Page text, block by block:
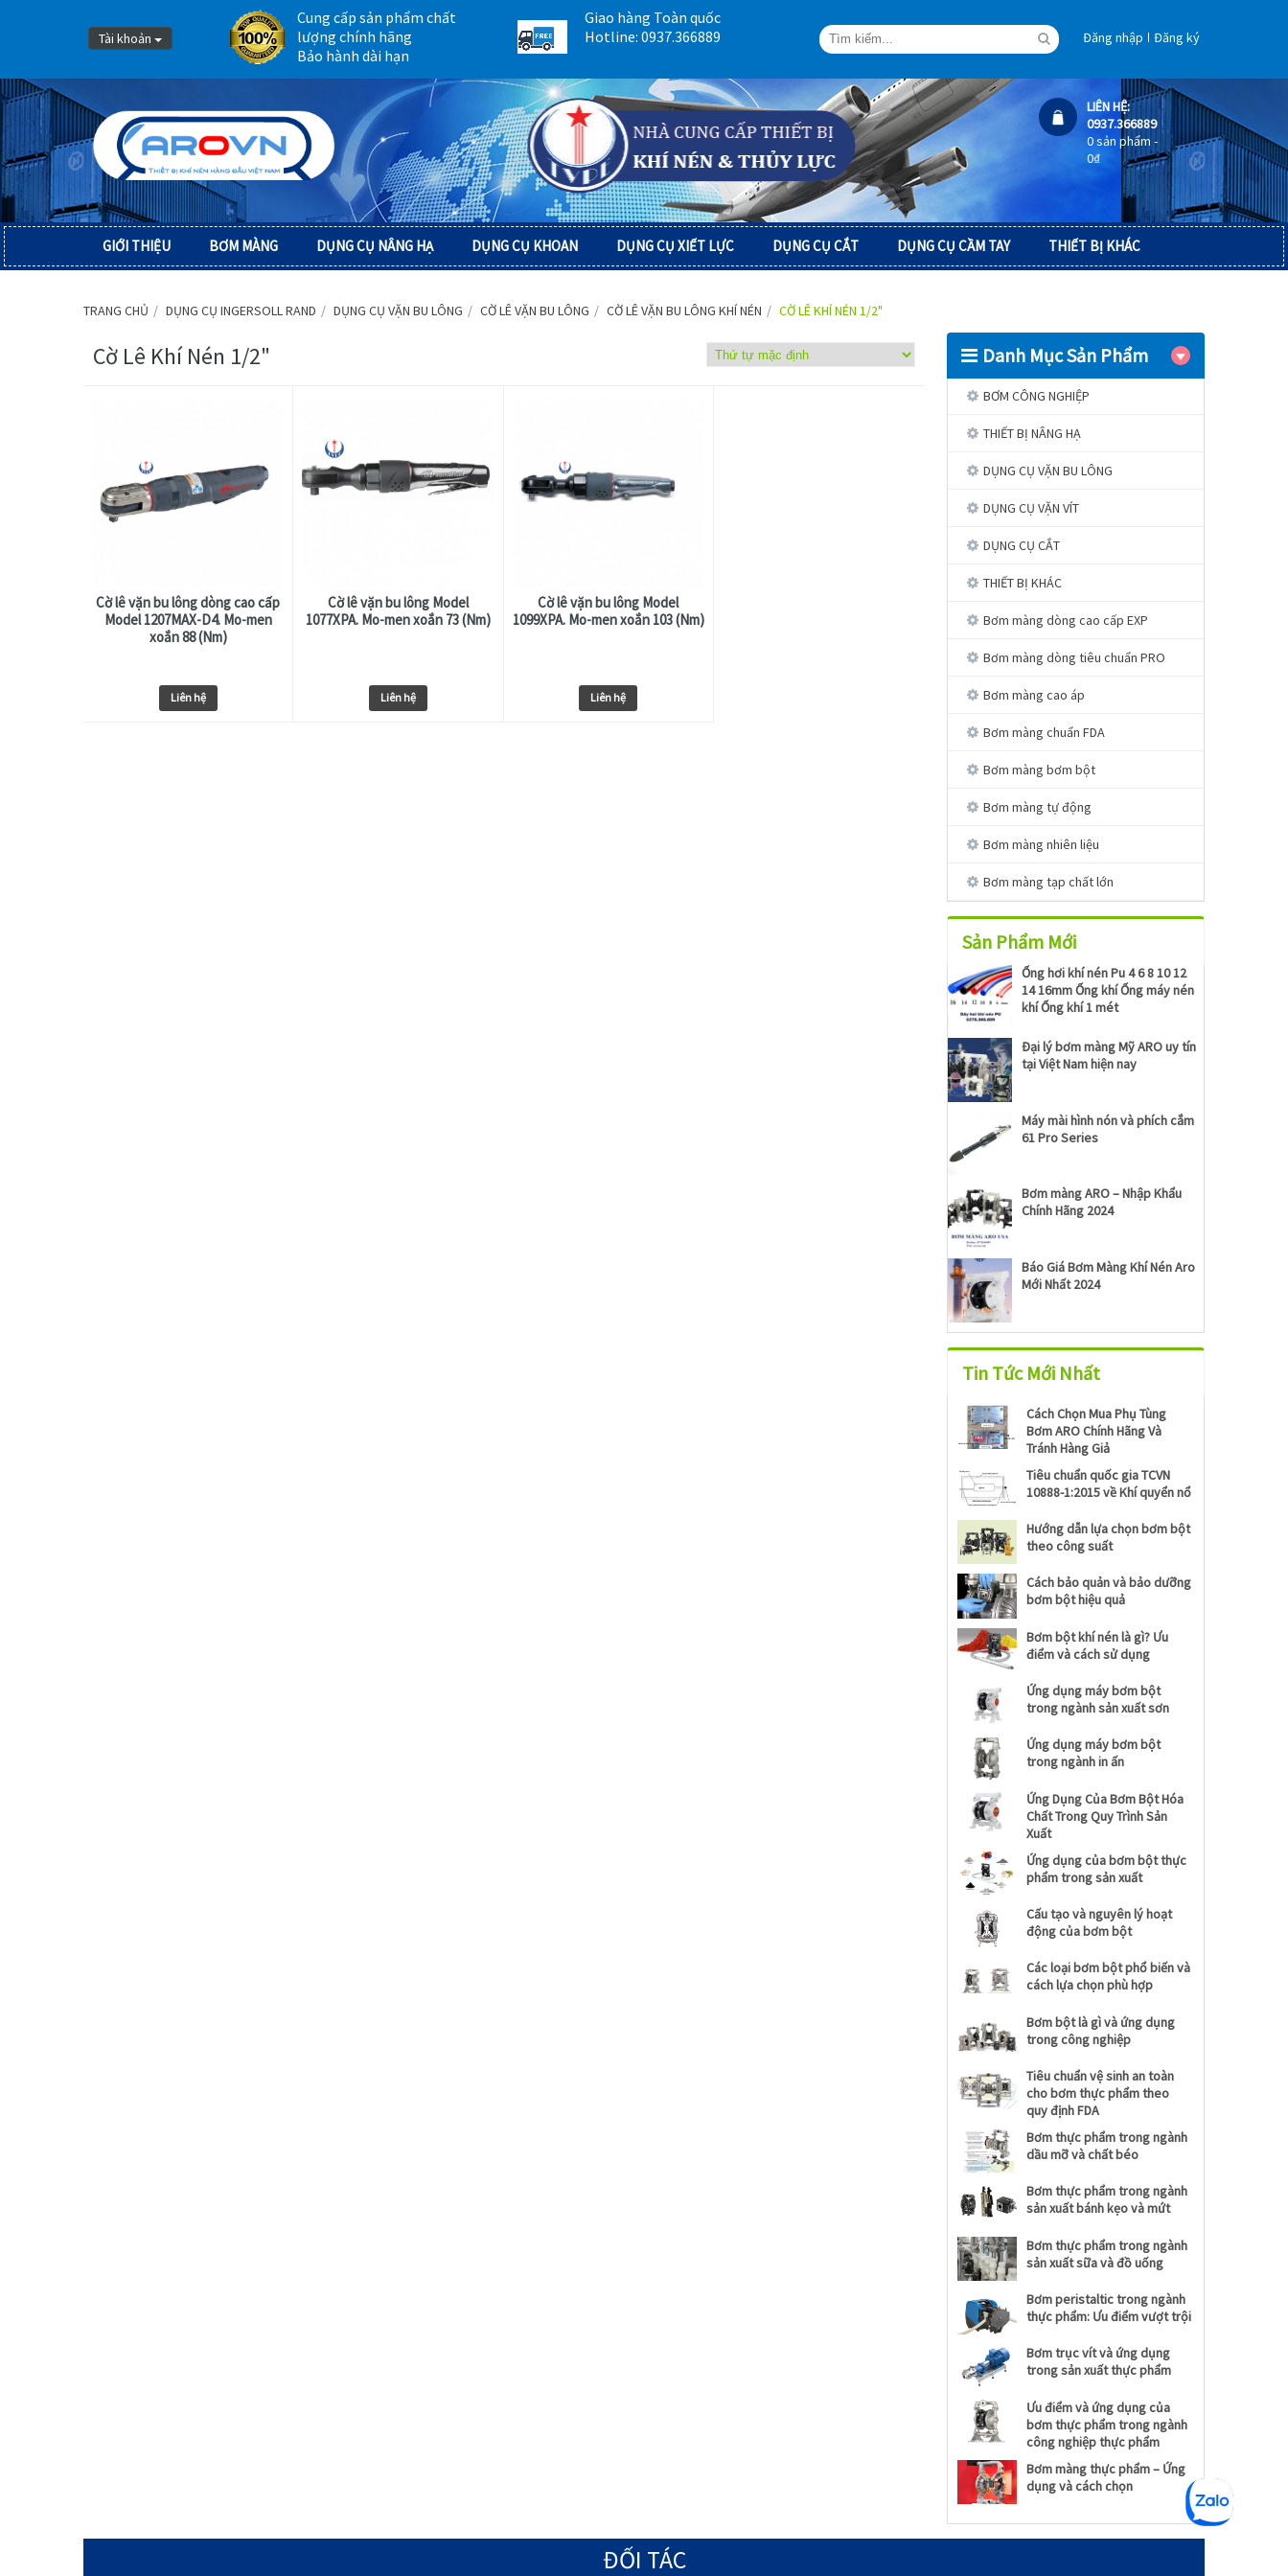
Tài khoản
Cung cấp sản phẩm chất
lượng chính hãng
Bảo hành dài hạn
Giao hàng Toàn quốc
Hotline: 0937.366889
Đăng nhập Đăng ký
LIÊN HỆ:
0937.366889
0 sản phẩm -
0₫
GIỚI THIỆU BƠM MÀNG DỤNG CỤ NÂNG HẠ DỤNG CỤ KHOAN DỤNG CỤ XIẾT LỰC DỤNG CỤ CẮT DỤNG CỤ CẦM TAY THIẾT BỊ KHÁC
TRANG CHỦ DỤNG CỤ INGERSOLL RAND DỤNG CỤ VẶN BU LÔNG CỜ LÊ VẶN BU LÔNG CỜ LÊ VẶN BU LÔNG KHÍ NÉN CỜ LÊ KHÍ NÉN 1/2"
Cờ Lê Khí Nén 1/2"
Cờ lê vặn bu lông dòng cao cấp
Model 1207MAX-D4. Mo-men
xoắn 88 (Nm)
Liên hệ
Cờ lê vặn bu lông Model
1077XPA. Mo-men xoắn 73 (Nm)
Liên hệ
Cờ lê vặn bu lông Model
1099XPA. Mo-men xoắn 103 (Nm)
Liên hệ
Danh Mục Sản Phẩm
BƠM CÔNG NGHIỆP
THIẾT BỊ NÂNG HẠ
DỤNG CỤ VẶN BU LÔNG
DỤNG CỤ VẶN VÍT
DỤNG CỤ CẮT
THIẾT BỊ KHÁC
Bơm màng dòng cao cấp EXP
Bơm màng dòng tiêu chuẩn PRO
Bơm màng cao áp
Bơm màng chuẩn FDA
Bơm màng bơm bột
Bơm màng tự động
Bơm màng nhiên liệu
Bơm màng tạp chất lớn
Sản Phẩm Mới
Ống hơi khí nén Pu 4 6 8 10 12
14 16mm Ống khí Ống máy nén
khí Ống khí 1 mét
Đại lý bơm màng Mỹ ARO uy tín
tại Việt Nam hiện nay
Máy mài hình nón và phích cắm
61 Pro Series
Bơm màng ARO – Nhập Khẩu
Chính Hãng 2024
Báo Giá Bơm Màng Khí Nén Aro
Mới Nhất 2024
Tin Tức Mới Nhất
Cách Chọn Mua Phụ Tùng
Bơm ARO Chính Hãng Và
Tránh Hàng Giả
Tiêu chuẩn quốc gia TCVN
10888-1:2015 về Khí quyển nổ
Hướng dẫn lựa chọn bơm bột
theo công suất
Cách bảo quản và bảo dưỡng
bơm bột hiệu quả
Bơm bột khí nén là gì? Ưu
điểm và cách sử dụng
Ứng dụng máy bơm bột
trong ngành sản xuất sơn
Ứng dụng máy bơm bột
trong ngành in ấn
Ứng Dụng Của Bơm Bột Hóa
Chất Trong Quy Trình Sản
Xuất
Ứng dụng của bơm bột thực
phẩm trong sản xuất
Cấu tạo và nguyên lý hoạt
động của bơm bột
Các loại bơm bột phổ biến và
cách lựa chọn phù hợp
Bơm bột là gì và ứng dụng
trong công nghiệp
Tiêu chuẩn vệ sinh an toàn
cho bơm thực phẩm theo
quy định FDA
Bơm thực phẩm trong ngành
dầu mỡ và chất béo
Bơm thực phẩm trong ngành
sản xuất bánh kẹo và mứt
Bơm thực phẩm trong ngành
sản xuất sữa và đồ uống
Bơm peristaltic trong ngành
thực phẩm: Ưu điểm vượt trội
Bơm trục vít và ứng dụng
trong sản xuất thực phẩm
Ưu điểm và ứng dụng của
bơm thực phẩm trong ngành
công nghiệp thực phẩm
Bơm màng thực phẩm – Ứng
dụng và cách chọn
ĐỐI TÁC